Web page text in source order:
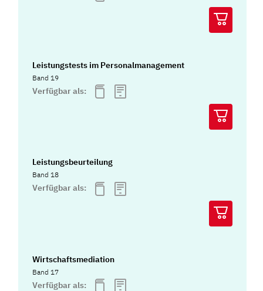
Leistungstests im Personalmanagement
Band 19
Verfügbar als:
Leistungsbeurteilung
Band 18
Verfügbar als:
Wirtschaftsmediation
Band 17
Verfügbar als: